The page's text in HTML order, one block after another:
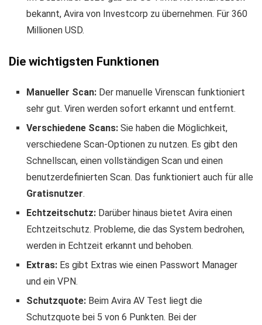
bekannt, Avira von Investcorp zu übernehmen. Für 360
Millionen USD.
Die wichtigsten Funktionen
Manueller Scan: Der manuelle Virenscan funktioniert
sehr gut. Viren werden sofort erkannt und entfernt.
Verschiedene Scans: Sie haben die Möglichkeit,
verschiedene Scan-Optionen zu nutzen. Es gibt den
Schnellscan, einen vollständigen Scan und einen
benutzerdefinierten Scan. Das funktioniert auch für alle
Gratisnutzer.
Echtzeitschutz: Darüber hinaus bietet Avira einen
Echtzeitschutz. Probleme, die das System bedrohen,
werden in Echtzeit erkannt und behoben.
Extras: Es gibt Extras wie einen Passwort Manager
und ein VPN.
Schutzquote: Beim Avira AV Test liegt die
Schutzquote bei 5 von 6 Punkten. Bei der